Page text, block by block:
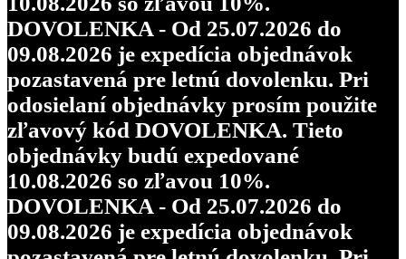
DOVOLENKA - Od 25.07.2026 do
09.08.2026 je expedícia objednávok
pozastavená pre letnú dovolenku. Pri
odosielaní objednávky prosím použite
zľavový kód DOVOLENKA. Tieto
objednávky budú expedované
10.08.2026 so zľavou 10%.
DOVOLENKA - Od 25.07.2026 do
09.08.2026 je expedícia objednávok